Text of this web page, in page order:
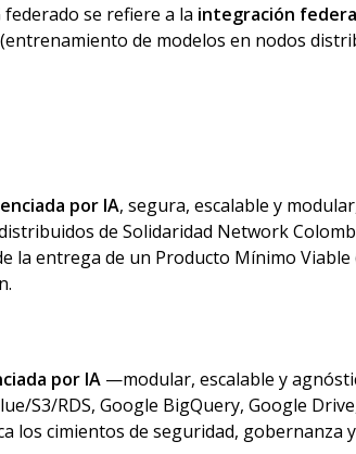
federado se refiere a la integración
(entrenamiento de modelos en nodos
por IA, segura, escalable y
de Solidaridad Network
la entrega de un Producto Mínimo Viable
por IA —modular, escalable y
S3/RDS, Google BigQuery, Google
los cimientos de seguridad, gobernanza